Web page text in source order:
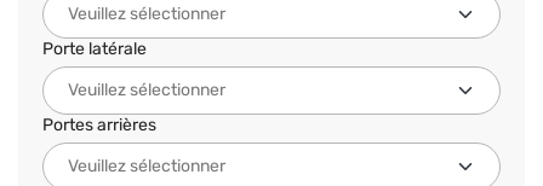
Porte latérale
Portes arrières